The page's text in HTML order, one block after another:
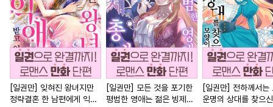
[일권만] 잊혀진 왕녀지만
정략결혼 한 남편에게 익애
[일권만] 모든 것을 포기한
평범한 영애는 젊은 빙제의
[일권만] 전하께서는
운명의 상대를 찾으